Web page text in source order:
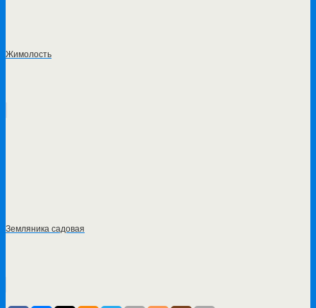
Жимолость
Земляника садовая